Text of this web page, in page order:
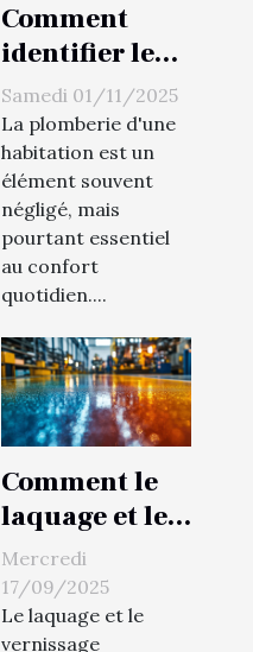
Comment
identifier le
bon moment
pour une
rénovation de
plomberie ?
Samedi 01/11/2025
La plomberie d'une
habitation est un
élément souvent
négligé, mais
pourtant essentiel
au confort
quotidien....
Comment le
laquage et le
vernissage
transforment
les surfaces
Mercredi
17/09/2025
Le laquage et le
vernissage